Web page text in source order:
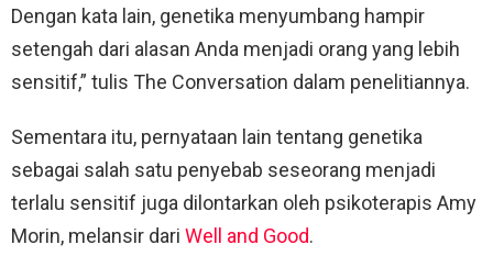
Dengan kata lain, genetika menyumbang hampir
setengah dari alasan Anda menjadi orang yang lebih
sensitif,” tulis The Conversation dalam penelitiannya.
Sementara itu, pernyataan lain tentang genetika
sebagai salah satu penyebab seseorang menjadi
terlalu sensitif juga dilontarkan oleh psikoterapis Amy
Morin, melansir dari Well and Good.